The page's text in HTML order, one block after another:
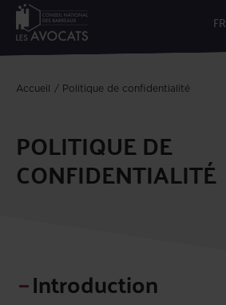
FR
Accueil Politique de confidentialité
POLITIQUE DE
CONFIDENTIALITÉ
Introduction